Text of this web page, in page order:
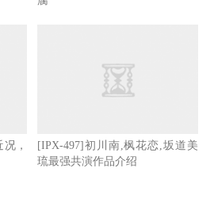
，
[IPX-497]初川南,枫花恋,坂道美
琉最强共演作品介绍